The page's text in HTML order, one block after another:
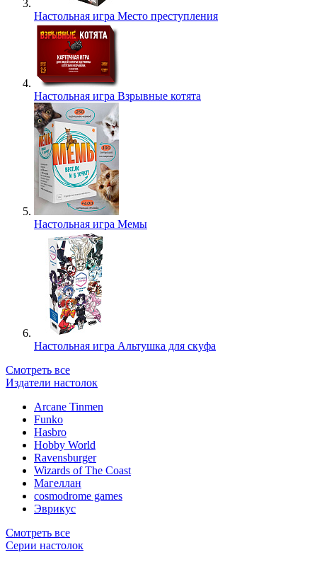
Настольная игра Место преступления
Настольная игра Взрывные котята
Настольная игра Мемы
Настольная игра Альтушка для скуфа
Смотреть все
Издатели настолок
Arcane Tinmen
Funko
Hasbro
Hobby World
Ravensburger
Wizards of The Coast
Магеллан
сosmodrome games
Эврикус
Смотреть все
Серии настолок